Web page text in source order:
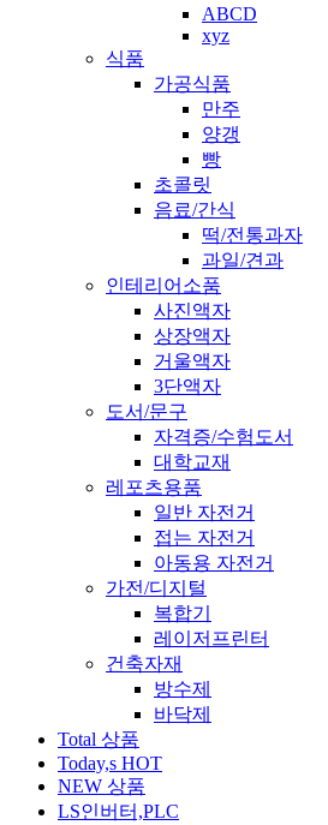
ABCD
xyz
식품
가공식품
만주
양갱
빵
초콜릿
음료/간식
떡/전통과자
과일/견과
인테리어소품
사진액자
상장액자
거울액자
3단액자
도서/문구
자격증/수험도서
대학교재
레포츠용품
일반 자전거
접는 자전거
아동용 자전거
가전/디지털
복합기
레이저프린터
건축자재
방수제
바닥제
Total 상품
Today,s HOT
NEW 상품
LS인버터,PLC